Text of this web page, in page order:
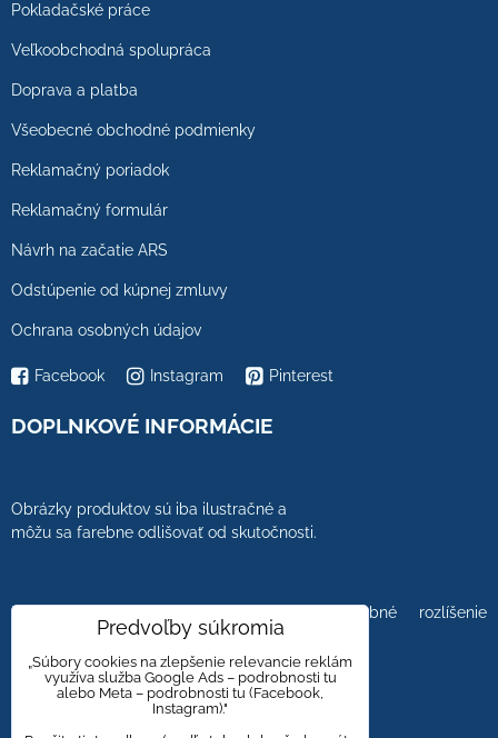
Pokladačské práce
Veľkoobchodná spolupráca
Doprava a platba
Všeobecné obchodné podmienky
Reklamačný poriadok
Reklamačný formulár
Návrh na začatie ARS
Odstúpenie od kúpnej zmluvy
Ochrana osobných údajov
Facebook Instagram Pinterest
DOPLNKOVÉ INFORMÁCIE
Obrázky produktov sú iba ilustračné a
môžu sa farebne odlišovať od skutočnosti.
Farebnosť obrázkov tiež ovplyvňuje farebné rozlíšenie
zobrazovacej jednotky.
Obklady a dlažby s kameninovým, mramorovým,
Predvoľby súkromia
„Súbory cookies na zlepšenie relevancie reklám
využíva služba Google Ads – podrobnosti tu
alebo Meta – podrobnosti tu (Facebook,
Instagram)."